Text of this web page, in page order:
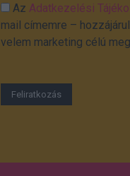
AzAdatkezelési
mail címemre –
velem marketing célú